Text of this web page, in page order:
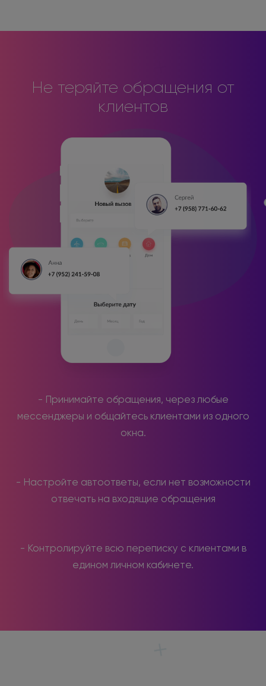
Не теряйте обращения от
клиентов
- Принимайте обращения, через любые
мессенджеры и общайтесь клиентами из одного
окна.
- Настройте автоответы, если нет возможности
отвечать на входящие обращения
- Контролируйте всю переписку с клиентами в
едином личном кабинете.